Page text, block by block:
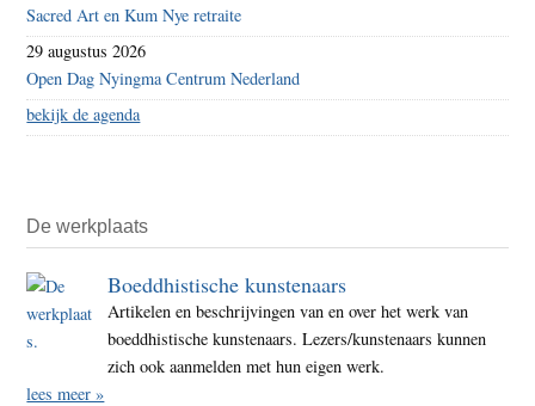
Sacred Art en Kum Nye retraite
29 augustus 2026
Open Dag Nyingma Centrum Nederland
bekijk de agenda
De werkplaats
Boeddhistische kunstenaars
Artikelen en beschrijvingen van en over het werk van
boeddhistische kunstenaars. Lezers/kunstenaars kunnen
zich ook aanmelden met hun eigen werk.
lees meer »